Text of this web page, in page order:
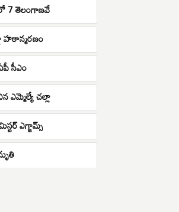
7 తెలంగాణవే
హఠాన్మరణం
సీఎం
ఎమ్మెల్యే చల్లా
ఎగ్జామ్స్